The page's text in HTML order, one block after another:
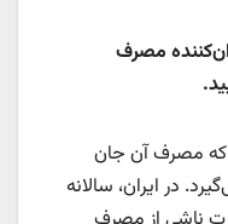
مصرف
که مصرف آن جان
در ایران، سالانه